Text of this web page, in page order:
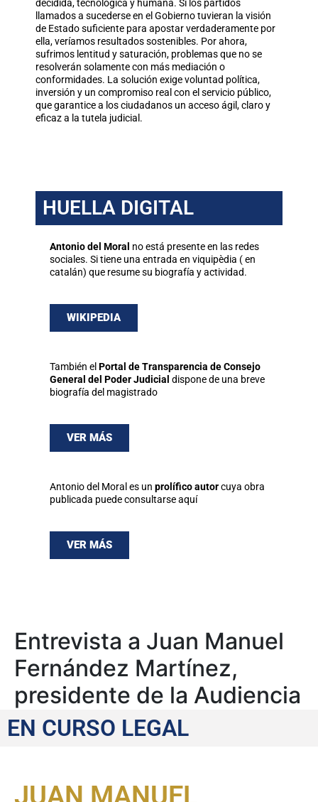
decidida, tecnológica y humana. Si los partidos
llamados a sucederse en el Gobierno tuvieran la visión
de Estado suficiente para apostar verdaderamente por
ella, veríamos resultados sostenibles. Por ahora,
sufrimos lentitud y saturación, problemas que no se
resolverán solamente con más mediación o
conformidades. La solución exige voluntad política,
inversión y un compromiso real con el servicio público,
que garantice a los ciudadanos un acceso ágil, claro y
eficaz a la tutela judicial.
HUELLA DIGITAL
Antonio del Moral no está presente en las redes
sociales. Si tiene una entrada en viquipèdia ( en
catalán) que resume su biografía y actividad.
WIKIPEDIA
También el Portal de Transparencia de Consejo
General del Poder Judicial dispone de una breve
biografía del magistrado
VER MÁS
Antonio del Moral es un prolífico autorcuya obra
publicada puede consultarse aquí
VER MÁS
Entrevista a Juan Manuel
Fernández Martínez,
presidente de la Audiencia
Nacional
EN CURSO LEGAL